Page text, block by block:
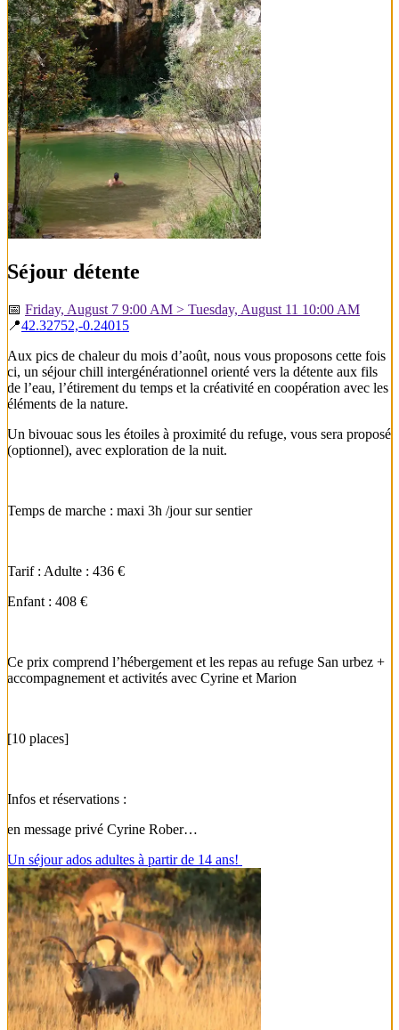
Séjour détente
📅Friday, August 7 9:00 AM > Tuesday, August 11 10:00 AM
📍42.32752,-0.24015
Aux pics de chaleur du mois d’août, nous vous proposons cette fois
ci, un séjour chill intergénérationnel orienté vers la détente aux fils
de l’eau, l’étirement du temps et la créativité en coopération avec les
éléments de la nature.
Un bivouac sous les étoiles à proximité du refuge, vous sera proposé
(optionnel), avec exploration de la nuit.
Temps de marche : maxi 3h /jour sur sentier
Tarif : Adulte : 436 €
Enfant : 408 €
Ce prix comprend l’hébergement et les repas au refuge San urbez +
accompagnement et activités avec Cyrine et Marion
[10 places]
Infos et réservations :
en message privé Cyrine Rober…
Un séjour ados adultes à partir de 14 ans!